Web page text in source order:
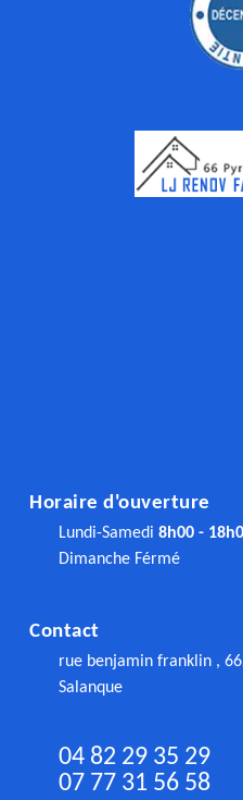
Horaire d'ouverture
Lundi-Samedi 8h00 -
Dimanche Férmé
Contact
rue benjamin franklin ,
Salanque
04 82 29 35 29
07 77 31 56 58